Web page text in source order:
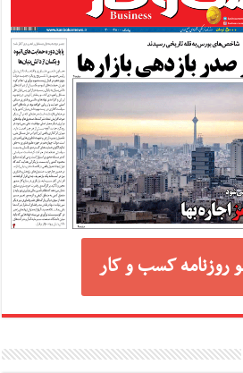
روزنامه کسب و کار